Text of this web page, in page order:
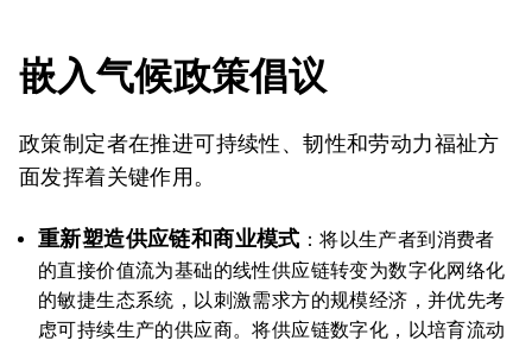
嵌入气候政策倡议
政策制定者在推进可持续性、韧性和劳动力福祉方
面发挥着关键作用。
重新塑造供应链和商业模式 ：将以生产者到消费者
的直接价值流为基础的线性供应链转变为数字化网络化
的敏捷生态系统，以刺激需求方的规模经济，并优先考
虑可持续生产的供应商。将供应链数字化，以培育流动